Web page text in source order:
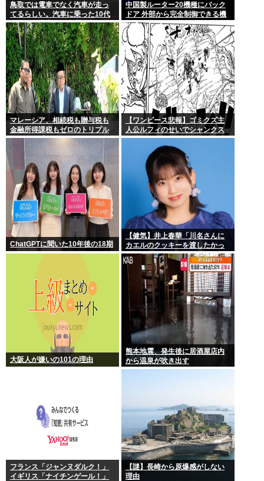
鳥取では電車でなく汽車が走っ
てるらしい。汽車に乗った10代
女性が意識失う。汽車汽車ぽっ
ぽぽっぽ
中国製ルーター20機種にバック
ドア 外部から完全制御できる機
能が仕込まれていた
マレーシア、相続税も贈与税も
金融所得課税もゼロのトリプル
ゼロで優秀な移民を海外から集
めてしまう…
【ワンピース悲報】ゴミクズ主
人公ルフィのせいでシャンクス
に続きギャバンの腕も無くなる
ChatGPTに聞いた10年後の18期
【健気】井上春華「川名さんに
カエルのクッキーを渡したかっ
たけど、話しかけられず結局自
分で食べた」
大阪人が嫌いの101の理由
熊本地震、発生後に居酒屋店内
から温泉が吹き出す
フランス「ジャンヌダルク！」
イギリス「ナイチンゲール！」
【謎】長崎から原爆感がしない
理由